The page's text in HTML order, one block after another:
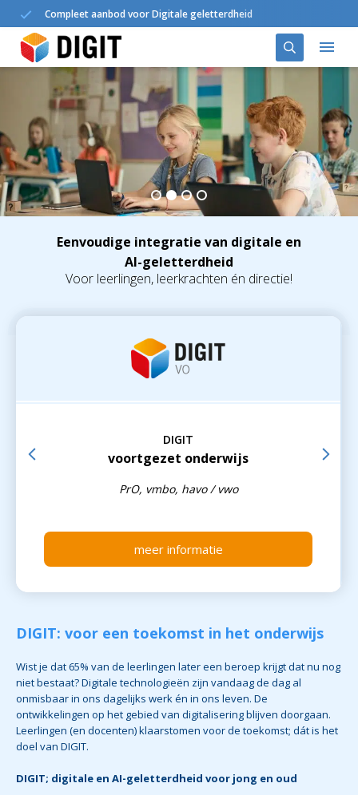
Compleet aanbod voor Digitale geletterdheid
Oplossingen
DIGIT in het onderwijs
Agenda
Over ons
Eenvoudige integratie van digitale en
AI-geletterdheid
Voor leerlingen, leerkrachten én directie!
DIGIT
voortgezet onderwijs
PrO, vmbo, havo / vwo
meer informatie
DIGIT: voor een toekomst in het onderwijs
Wist je dat 65% van de leerlingen later een beroep krijgt dat nu nog
niet bestaat? Digitale technologieën zijn vandaag de dag al
onmisbaar in ons dagelijks werk én in ons leven. De
ontwikkelingen op het gebied van digitalisering blijven doorgaan.
Leerlingen (en docenten) klaarstomen voor de toekomst; dát is het
doel van DIGIT.
DIGIT; digitale en AI-geletterdheid voor jong en oud